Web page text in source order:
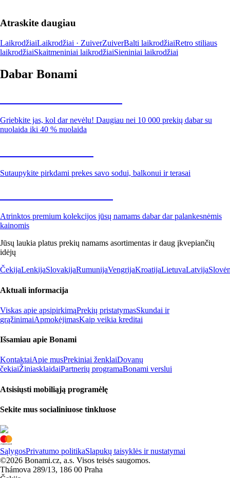
Atraskite daugiau
LaikrodžiaiLaikrodžiai · ZuiverZuiverBalti laikrodžiaiRetro stiliaus
laikrodžiaiSkaitmeniniai laikrodžiaiSieniniai laikrodžiai
Dabar Bonami
Griebkite jas, kol dar nevėlu! Daugiau nei 10 000 prekių dabar su
nuolaida iki 40 % nuolaida
Sutaupykite pirkdami prekes savo sodui, balkonui ir terasai
Atrinktos premium kolekcijos jūsų namams dabar dar palankesnėmis
kainomis
Jūsų laukia platus prekių namams asortimentas ir daug įkvepiančių
idėjų
ČekijaLenkijaSlovakijaRumunijaVengrijaKroatijaLietuvaLatvija
Aktuali informacija
Viskas apie apsipirkimąPrekių pristatymasSkundai ir
grąžinimaiApmokėjimasKaip veikia kreditai
Išsamiau apie Bonami
KontaktaiApie musPrekiniai ženklaiDovanų
čekiaiŽiniasklaidaiPartnerių programaBonami verslui
Atsisiųsti mobiliąją programėlę
Sekite mus socialiniuose tinkluose
SąlygosPrivatumo politikaSlapukų taisyklės ir nustatymai
©2026 Bonami.cz, a.s. Visos teisės saugomos.
Thámova 289/13, 186 00 Praha